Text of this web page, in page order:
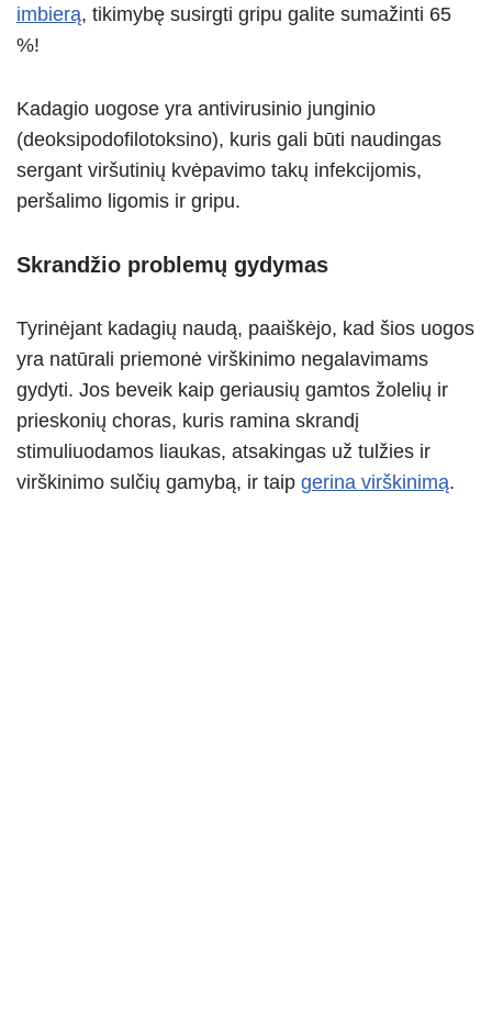
imbierą, tikimybę susirgti gripu galite sumažinti 65
%!
Kadagio uogose yra antivirusinio junginio
(deoksipodofilotoksino), kuris gali būti naudingas
sergant viršutinių kvėpavimo takų infekcijomis,
peršalimo ligomis ir gripu.
Skrandžio problemų gydymas
Tyrinėjant kadagių naudą, paaiškėjo, kad šios uogos
yra natūrali priemonė virškinimo negalavimams
gydyti. Jos beveik kaip geriausių gamtos žolelių ir
prieskonių choras, kuris ramina skrandį
stimuliuodamos liaukas, atsakingas už tulžies ir
virškinimo sulčių gamybą, ir taip gerina virškinimą.